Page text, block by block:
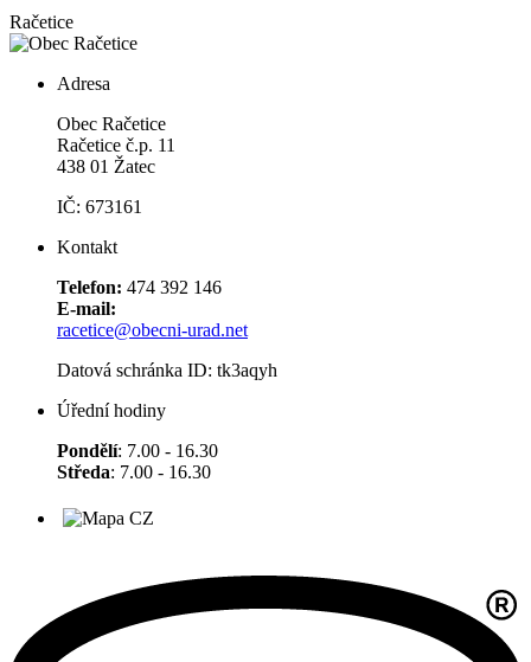
Račetice
Adresa
Obec Račetice
Račetice č.p. 11
438 01 Žatec
IČ: 673161
Kontakt
Telefon: 474 392 146
E-mail:
racetice@obecni-urad.net
Datová schránka ID: tk3aqyh
Úřední hodiny
Pondělí: 7.00 - 16.30
Středa: 7.00 - 16.30